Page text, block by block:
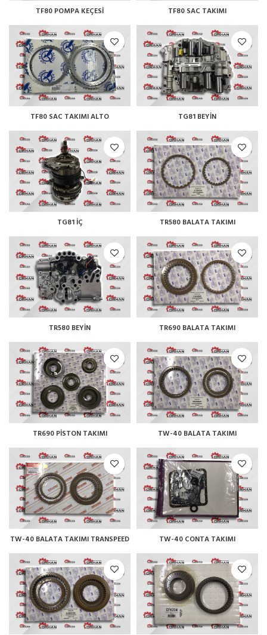
TF80 POMPA KEÇESİ TF80 SAC TAKIMI
TF80 SAC TAKIMI ALTO TG81 BEYİN
TG81 İÇ TR580 BALATA TAKIMI
TR580 BEYİN TR690 BALATA TAKIMI
TR690 PİSTON TAKIMI TW-40 BALATA TAKIMI
TW-40 BALATA TAKIMI TRANSPEED TW-40 CONTA TAKIMI